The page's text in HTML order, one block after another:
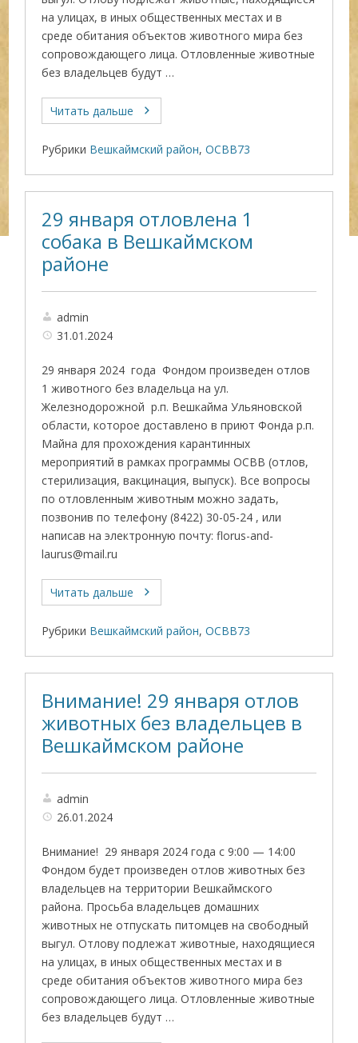
на улицах, в иных общественных местах и в
среде обитания объектов животного мира без
сопровождающего лица. Отловленные животные
без владельцев будут …
Читать дальше
Рубрики Вешкаймский район,ОСВВ73
29 января отловлена 1
собака в Вешкаймском
районе
admin
31.01.2024
29 января 2024 года Фондом произведен отлов
1 животного без владельца на ул.
Железнодорожной р.п. Вешкайма Ульяновской
области, которое доставлено в приют Фонда р.п.
Майна для прохождения карантинных
мероприятий в рамках программы ОСВВ (отлов,
стерилизация, вакцинация, выпуск). Все вопросы
по отловленным животным можно задать,
позвонив по телефону (8422) 30-05-24 , или
написав на электронную почту: florus-and-
laurus@mail.ru
Читать дальше
Рубрики Вешкаймский район,ОСВВ73
Внимание! 29 января отлов
животных без владельцев в
Вешкаймском районе
admin
26.01.2024
Внимание! 29 января 2024 года с 9:00 — 14:00
Фондом будет произведен отлов животных без
владельцев на территории Вешкаймского
района. Просьба владельцев домашних
животных не отпускать питомцев на свободный
выгул. Отлову подлежат животные, находящиеся
на улицах, в иных общественных местах и в
среде обитания объектов животного мира без
сопровождающего лица. Отловленные животные
без владельцев будут …